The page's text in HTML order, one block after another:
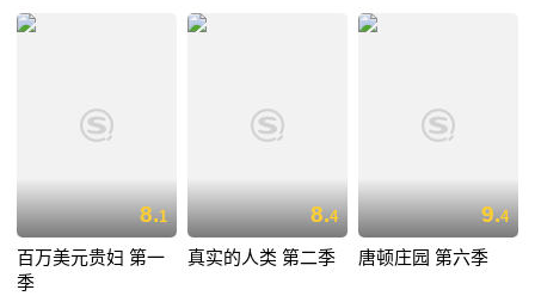
8.1
百万美元贵妇 第一
季
8.4
真实的人类 第二季
9.4
唐顿庄园 第六季